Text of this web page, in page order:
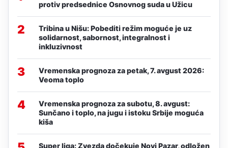
protiv predsednice Osnovnog suda u Užicu
2
Tribina u Nišu: Pobediti režim moguće je uz
solidarnost, sabornost, integralnost i
inkluzivnost
3
Vremenska prognoza za petak, 7. avgust 2026:
Veoma toplo
4
Vremenska prognoza za subotu, 8. avgust:
Sunčano i toplo, na jugu i istoku Srbije moguća
kiša
Super liga: Zvezda dočekuje Novi Pazar, odložen